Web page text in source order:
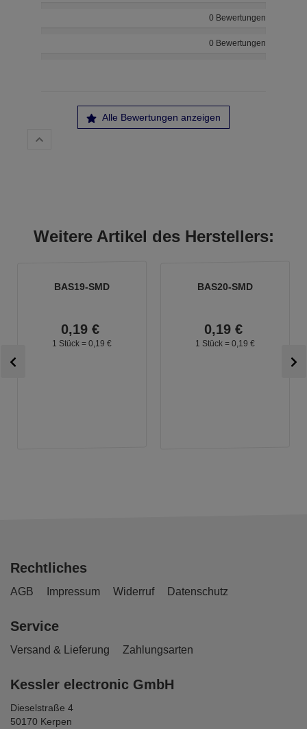
0 Bewertungen
0 Bewertungen
Alle Bewertungen anzeigen
Weitere Artikel des Herstellers:
BAS19-SMD
0,19 €
1 Stück = 0, 19 €
BAS20-SMD
0,19 €
1 Stück = 0, 19 €
Rechtliches
AGB Impressum Widerruf Datenschutz
Service
Versand & Lieferung Zahlungsarten
Kessler electronic GmbH
Dieselstraße 4
50170 Kerpen